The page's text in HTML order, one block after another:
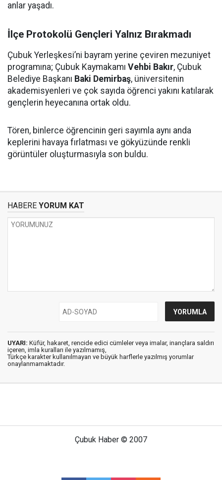
anlar yaşadı.
İlçe Protokolü Gençleri Yalnız Bırakmadı
Çubuk Yerleşkesi’ni bayram yerine çeviren mezuniyet
programına; Çubuk Kaymakamı Vehbi Bakır, Çubuk
Belediye Başkanı Baki Demirbaş, üniversitenin
akademisyenleri ve çok sayıda öğrenci yakını katılarak
gençlerin heyecanına ortak oldu.
Tören, binlerce öğrencinin geri sayımla aynı anda
keplerini havaya fırlatması ve gökyüzünde renkli
görüntüler oluşturmasıyla son buldu.
HABERE YORUM KAT
UYARI: Küfür, hakaret, rencide edici cümleler veya imalar, inançlara saldırı
içeren, imla kuralları ile yazılmamış,
Türkçe karakter kullanılmayan ve büyük harflerle yazılmış yorumlar
onaylanmamaktadır.
Çubuk Haber © 2007